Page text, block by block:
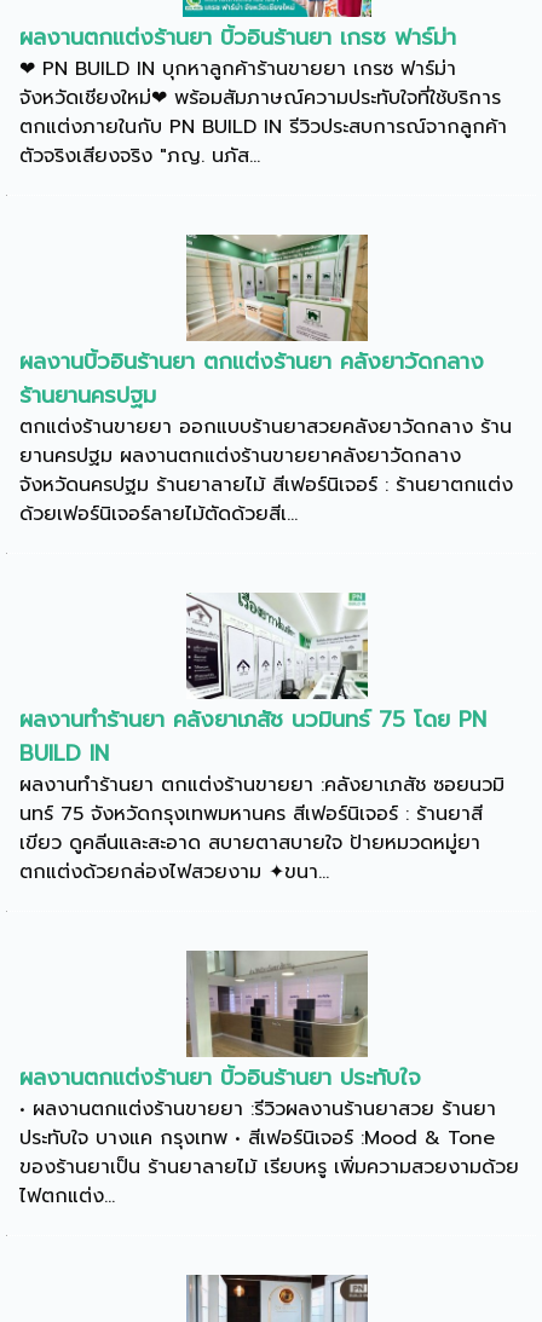
ผลงานตกแต่งร้านยา บิ้วอินร้านยา เกรซ ฟาร์ม่า
❤ PN BUILD IN บุกหาลูกค้าร้านขายยา เกรซ ฟาร์ม่า
จังหวัดเชียงใหม่❤ พร้อมสัมภาษณ์ความประทับใจที่ใช้บริการ
ตกแต่งภายในกับ PN BUILD IN รีวิวประสบการณ์จากลูกค้า
ตัวจริงเสียงจริง "ภญ. นภัส...
ผลงานบิ้วอินร้านยา ตกแต่งร้านยา คลังยาวัดกลาง
ร้านยานครปฐม
ตกแต่งร้านขายยา ออกแบบร้านยาสวยคลังยาวัดกลาง ร้าน
ยานครปฐม ผลงานตกแต่งร้านขายยาคลังยาวัดกลาง
จังหวัดนครปฐม ร้านยาลายไม้ สีเฟอร์นิเจอร์ : ร้านยาตกแต่ง
ด้วยเฟอร์นิเจอร์ลายไม้ตัดด้วยสีเ...
ผลงานทำร้านยา คลังยาเภสัช นวมินทร์ 75 โดย PN
BUILD IN
ผลงานทำร้านยา ตกแต่งร้านขายยา :คลังยาเภสัช ซอยนวมิ
นทร์ 75 จังหวัดกรุงเทพมหานคร สีเฟอร์นิเจอร์ : ร้านยาสี
เขียว ดูคลีนและสะอาด สบายตาสบายใจ ป้ายหมวดหมู่ยา
ตกแต่งด้วยกล่องไฟสวยงาม ✦ขนา...
ผลงานตกแต่งร้านยา บิ้วอินร้านยา ประทับใจ
• ผลงานตกแต่งร้านขายยา :รีวิวผลงานร้านยาสวย ร้านยา
ประทับใจ บางแค กรุงเทพ • สีเฟอร์นิเจอร์ :Mood & Tone
ของร้านยาเป็น ร้านยาลายไม้ เรียบหรู เพิ่มความสวยงามด้วย
ไฟตกแต่ง...